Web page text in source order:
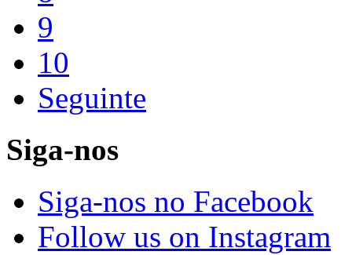
9
10
Seguinte
Siga-nos
Siga-nos no Facebook
Follow us on Instagram